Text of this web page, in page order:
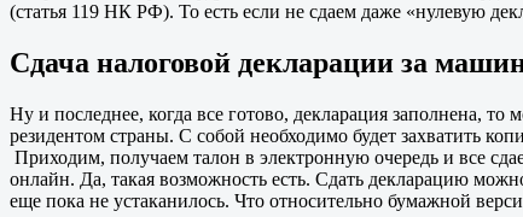
(статья 119 НК РФ). То есть если не сдаем даже «нулевую
Сдача налоговой декларации за
Ну и последнее, когда все готово, декларация заполнена,
резидентом страны. С собой необходимо будет захватить
Приходим, получаем талон в электронную очередь и все
онлайн. Да, такая возможность есть. Сдать декларацию
еще пока не устаканилось. Что относительно бумажной